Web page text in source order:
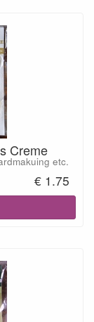
Creme
etc.
€ 1.75